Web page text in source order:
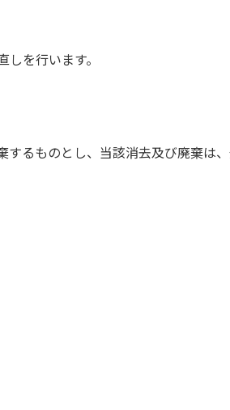
を行います。
るものとし、当該消去及び廃棄は